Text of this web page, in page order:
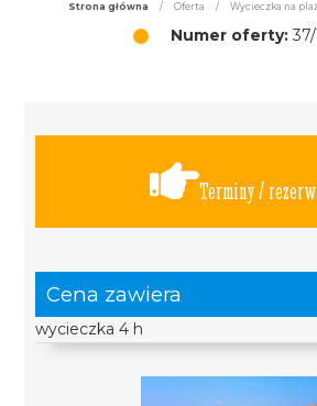
Strona główna / Oferta / Wycieczka na
Numer oferty:37/
Terminy /
Cena zawiera
wycieczka 4 h